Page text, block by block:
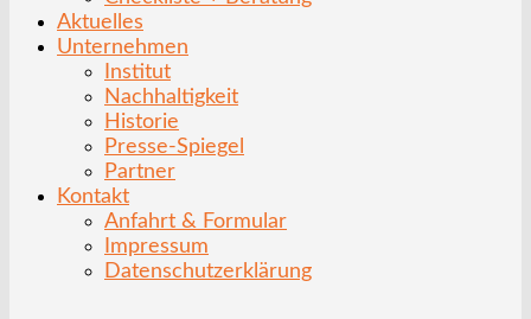
Aktuelles
Unternehmen
Institut
Nachhaltigkeit
Historie
Presse-Spiegel
Partner
Kontakt
Anfahrt & Formular
Impressum
Datenschutzerklärung